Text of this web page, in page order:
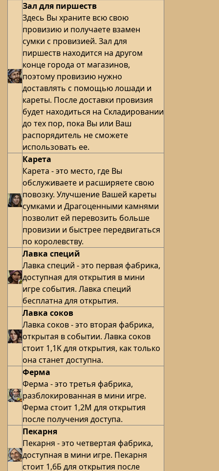
Зал для пиршеств
Здесь Вы храните всю свою
провизию и получаете взамен
сумки с провизией. Зал для
пиршеств находится на другом
конце города от магазинов,
поэтому провизию нужно
доставлять с помощью лошади и
кареты. После доставки провизия
будет находиться на Складировании
до тех пор, пока Вы или Ваш
распорядитель не сможете
использовать ее.
Карета
Карета - это место, где Вы
обслуживаете и расширяете свою
повозку. Улучшение Вашей кареты
сумками и Драгоценными камнями
позволит ей перевозить больше
провизии и быстрее передвигаться
по королевству.
Лавка специй
Лавка специй - это первая фабрика,
доступная для открытия в мини
игре события. Лавка специй
бесплатна для открытия.
Лавка соков
Лавка соков - это вторая фабрика,
открытая в событии. Лавка соков
стоит 1,1K для открытия, как только
она станет доступна.
Ферма
Ферма - это третья фабрика,
разблокированная в мини игре.
Ферма стоит 1,2M для открытия
после получения доступа.
Пекарня
Пекарня - это четвертая фабрика,
доступная в мини игре. Пекарня
стоит 1,6Б для открытия после